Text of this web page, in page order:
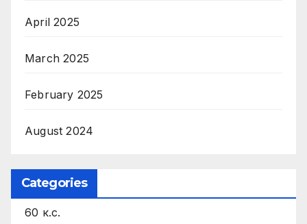
April 2025
March 2025
February 2025
August 2024
Categories
60 к.с.